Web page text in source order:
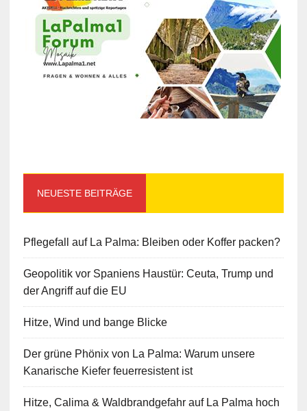
NEUESTE BEITRÄGE
Pflegefall auf La Palma: Bleiben oder Koffer packen?
Geopolitik vor Spaniens Haustür: Ceuta, Trump und
der Angriff auf die EU
Hitze, Wind und bange Blicke
Der grüne Phönix von La Palma: Warum unsere
Kanarische Kiefer feuerresistent ist
Hitze, Calima & Waldbrandgefahr auf La Palma hoch